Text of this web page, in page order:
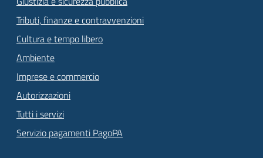
Tributi, finanze e contravvenzioni
Cultura e tempo libero
Ambiente
Imprese e commercio
Autorizzazioni
Tutti i servizi
Servizio pagamenti PagoPA